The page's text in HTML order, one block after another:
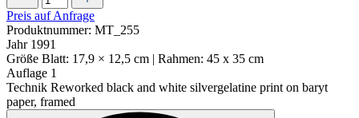
Preis auf Anfrage
Produktnummer: MT_255
Jahr 1991
Größe Blatt: 17,9 × 12,5 cm | Rahmen: 45 x 35 cm
Auflage 1
Technik Reworked black and white silvergelatine print on baryt
paper, framed